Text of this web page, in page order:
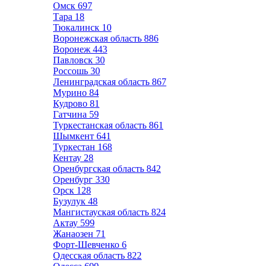
Омск 697
Тара 18
Тюкалинск 10
Воронежская область 886
Воронеж 443
Павловск 30
Россошь 30
Ленинградская область 867
Мурино 84
Кудрово 81
Гатчина 59
Туркестанская область 861
Шымкент 641
Туркестан 168
Кентау 28
Оренбургская область 842
Оренбург 330
Орск 128
Бузулук 48
Мангистауская область 824
Актау 599
Жанаозен 71
Форт-Шевченко 6
Одесская область 822